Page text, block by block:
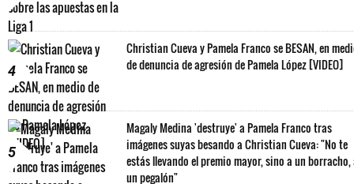
4
Christian Cueva y Pamela Franco se BESAN, en
de denuncia de agresión de Pamela López [VIDEO]
5
Magaly Medina 'destruye' a Pamela Franco tras
imágenes suyas besando a Christian Cueva: "No te
estás llevando el premio mayor, sino a un borracho,
un pegalón"